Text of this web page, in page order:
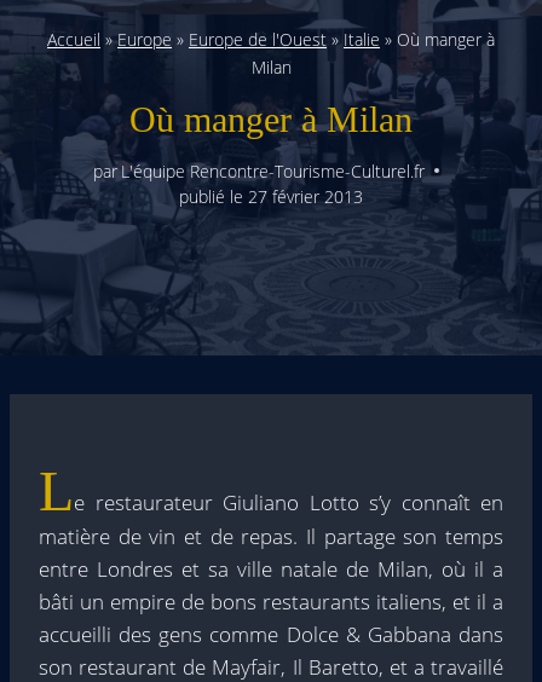
Accueil »Europe » Europe de l'Ouest » Italie » Où manger à
Milan
Où manger à Milan
par L'équipe Rencontre-Tourisme-Culturel.fr
publié le 27 février 2013
Le restaurateur Giuliano Lotto s’y connaît en
matière de vin et de repas. Il partage son temps
entre Londres et sa ville natale de Milan, où il a
bâti un empire de bons restaurants italiens, et il a
accueilli des gens comme Dolce & Gabbana dans
son restaurant de Mayfair, Il Baretto, et a travaillé